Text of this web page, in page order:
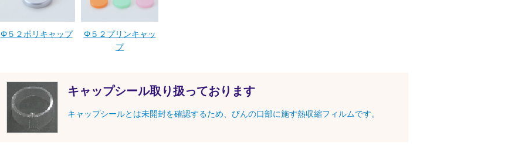
Φ５２ポリキャップ
Φ５２プリンキャッ
プ
キャップシール取り扱っております
キャップシールとは未開封を確認するため、びんの口部に施す熱収縮フィルムです。